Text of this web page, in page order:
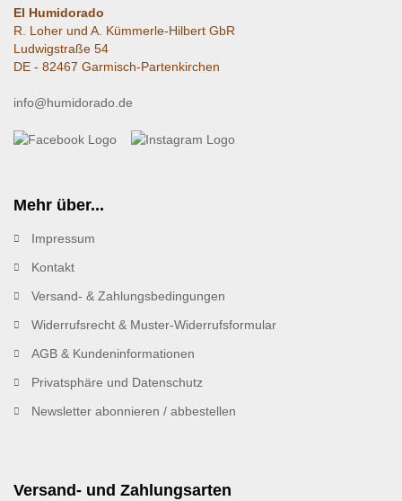
El Humidorado
R. Loher und A. Kümmerle-Hilbert GbR
Ludwigstraße 54
DE - 82467 Garmisch-Partenkirchen
info@humidorado.de
Mehr über...
Impressum
Kontakt
Versand- & Zahlungsbedingungen
Widerrufsrecht & Muster-Widerrufsformular
AGB & Kundeninformationen
Privatsphäre und Datenschutz
Newsletter abonnieren / abbestellen
Versand- und Zahlungsarten